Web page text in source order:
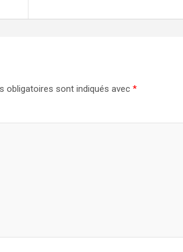
obligatoires sont indiqués avec *